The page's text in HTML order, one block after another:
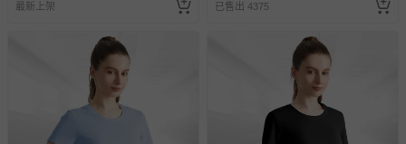
最新上架 已售出 4375